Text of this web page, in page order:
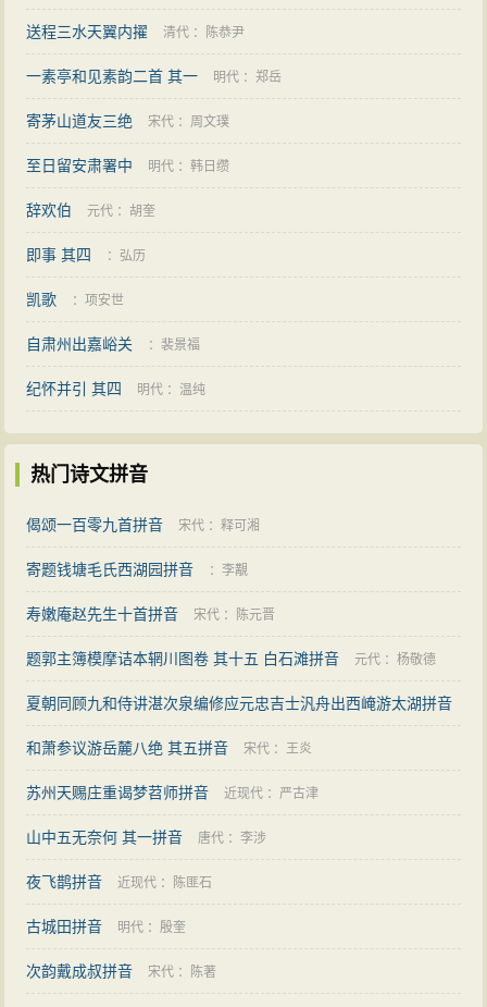
送程三水天翼内擢 清代 ： 陈恭尹
一素亭和见素韵二首 其一 明代 ：郑岳
寄茅山道友三绝 宋代 ： 周文璞
至日留安肃署中 明代 ：韩日缵
辞欢伯 元代 ：胡奎
即事 其四 ： 弘历
凯歌 ：项安世
自肃州出嘉峪关 ：裴景福
纪怀并引 其四 明代 ：温纯
热门诗文拼音
偈颂一百零九首拼音 宋代 ：释可湘
寄题钱塘毛氏西湖园拼音 ：李覯
寿嫩庵赵先生十首拼音 宋代 ： 陈元晋
题郭主簿模摩诘本辋川图卷 其十五 白石滩拼音 元代 ：杨敬德
夏朝同顾九和侍讲湛次泉编修应元忠吉士汎舟出西崦游太湖拼音
明代：郑善夫
和萧参议游岳麓八绝 其五拼音 宋代 ：王炎
苏州天赐庄重谒梦苕师拼音 近现代 ： 严古津
山中五无奈何 其一拼音 唐代 ：李涉
夜飞鹊拼音 近现代 ： 陈匪石
古城田拼音 明代 ：殷奎
次韵戴成叔拼音 宋代 ： 陈著